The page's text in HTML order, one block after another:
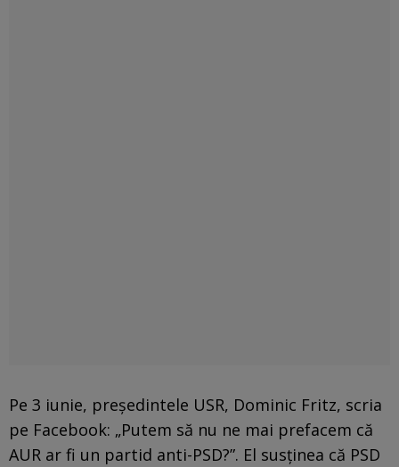
Pe 3 iunie, președintele USR, Dominic Fritz, scria
pe Facebook: „Putem să nu ne mai prefacem că
AUR ar fi un partid anti-PSD?”. El susținea că PSD